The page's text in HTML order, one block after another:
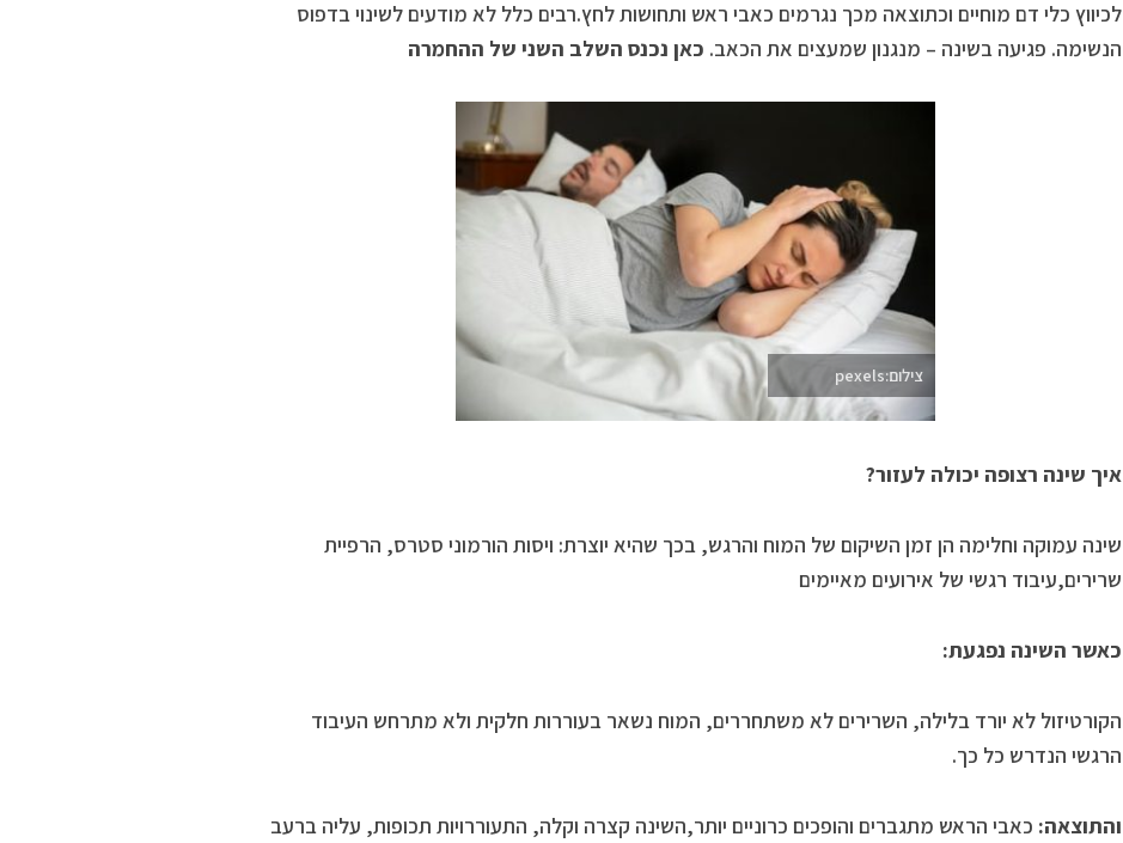
לכיווץ כלי דם מוחיים וכתוצאה מכך נגרמים כאבי ראש ותחושות לחץ.רבים כלל לא מודעים לשינוי בדפוס
הנשימה. פגיעה בשינה – מנגנון שמעצים את הכאב. כאן נכנס השלב השני של ההחמרה
צילום:pexels
איך שינה רצופה יכולה לעזור?
שינה עמוקה וחלימה הן זמן השיקום של המוח והרגש, בכך שהיא יוצרת: ויסות הורמוני סטרס, הרפיית
שרירים,עיבוד רגשי של אירועים מאיימים
כאשר השינה נפגעת:
הקורטיזול לא יורד בלילה, השרירים לא משתחררים, המוח נשאר בעוררות חלקית ולא מתרחש העיבוד
הרגשי הנדרש כל כך.
והתוצאה: כאבי הראש מתגברים והופכים כרוניים יותר,השינה קצרה וקלה, התעוררויות תכופות, עליה ברעב